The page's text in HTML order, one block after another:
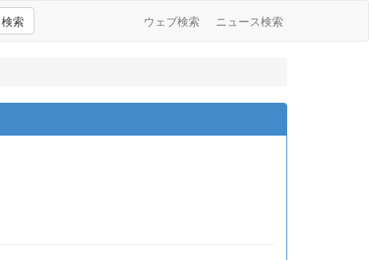
検索 ウェブ検索 ニュース検索